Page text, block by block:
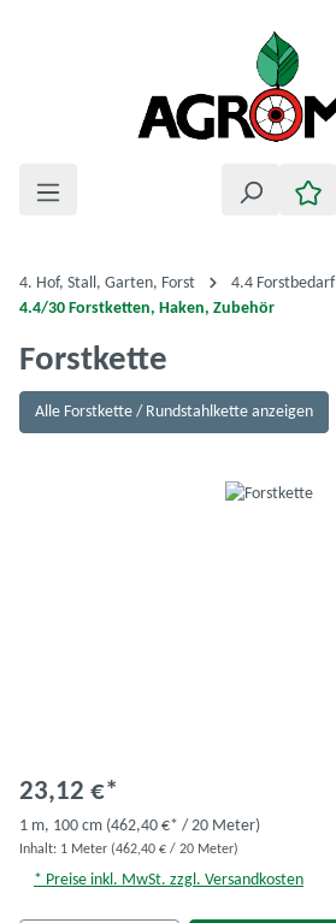
4. Hof, Stall, Garten, Forst
4.4 Forstbedarf
4.4/30 Forstketten, Haken, Zubehör
Forstkette
Alle Forstkette / Rundstahlkette anzeigen
23,12 €*
1 m, 100 cm (462,40 €* / 20 Meter)
Inhalt: 1 Meter (462,40 € / 20 Meter)
* Preise inkl. MwSt. zzgl. Versandkosten